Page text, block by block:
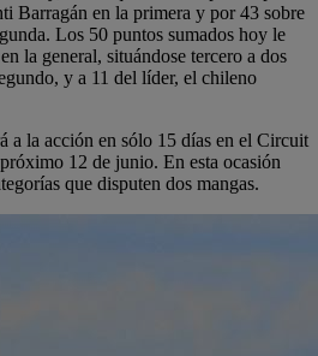
Barragán en la primera y por 43 sobre
Los 50 puntos sumados hoy le
la general, situándose tercero a dos
y a 11 del líder, el chileno
la acción en sólo 15 días en el Circuit
12 de junio. En esta ocasión
que disputen dos mangas.